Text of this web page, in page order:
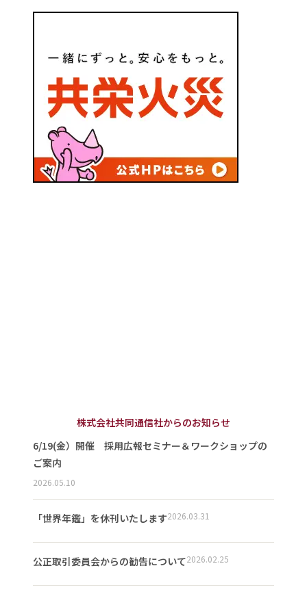
株式会社共同通信社からのお知らせ
6/19(金）開催 採用広報セミナー＆ワークショップの
ご案内
2026.05.10
「世界年鑑」を休刊いたします2026.03.31
公正取引委員会からの勧告について2026.02.25